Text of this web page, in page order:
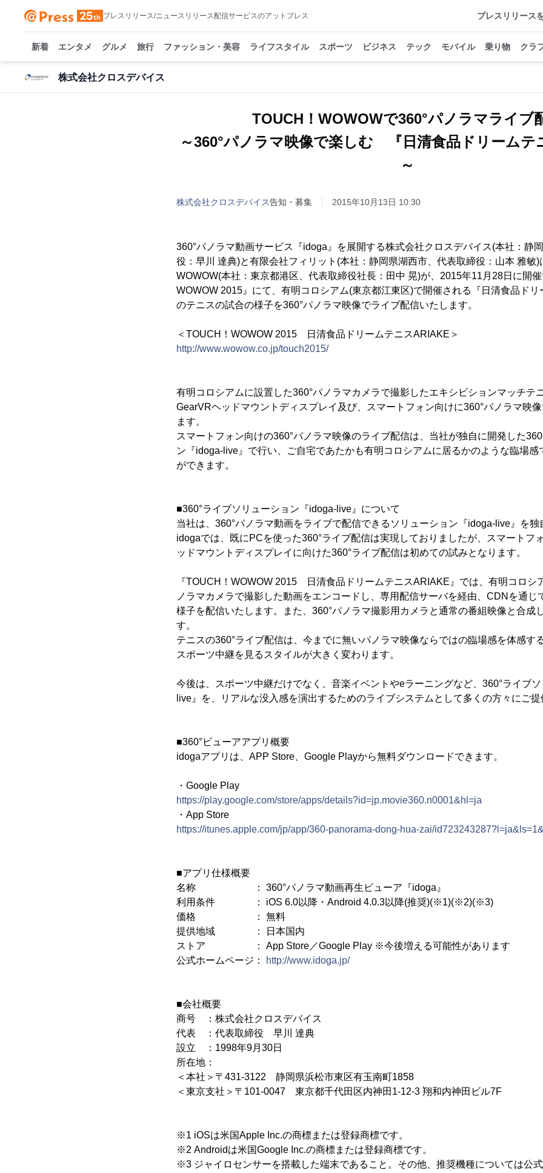
プレスリリース/ニュースリリース配信サービスのアットプレス プレスリリース
新着 エンタメ グルメ 旅行 ファッション・美容 ライフスタイル スポーツ ビジネス テック モバイル 乗り物 クラ
株式会社クロスデバイス
TOUCH！WOWOWで360°パノラマライブ
～360°パノラマ映像で楽しむ 『日清食品ドリームテ
～
株式会社クロスデバイス告知・募集 2015年10月13日 10:30
360°パノラマ動画サービス『idoga』を展開する株式会社クロスデバイス(本社：静
役：早川 達典)と有限会社フィリット(本社：静岡県湖西市、代表取締役：山本 雅敏)
WOWOW(本社：東京都港区、代表取締役社長：田中 晃)が、2015年11月28日に開催
WOWOW 2015』にて、有明コロシアム(東京都江東区)で開催される『日清食品ドリ
のテニスの試合の様子を360°パノラマ映像でライブ配信いたします。
＜TOUCH！WOWOW 2015 日清食品ドリームテニスARIAKE＞
http://www.wowow.co.jp/touch2015/
有明コロシアムに設置した360°パノラマカメラで撮影したエキシビションマッチテ
GearVRヘッドマウントディスプレイ及び、スマートフォン向けに360°パノラマ映
ます。
スマートフォン向けの360°パノラマ映像のライブ配信は、当社が独自に開発した
ン『idoga-live』で行い、ご自宅であたかも有明コロシアムに居るかのような臨場感
ができます。
■360°ライブソリューション『idoga-live』について
当社は、360°パノラマ動画をライブで配信できるソリューション『idoga-live』を独
idogaでは、既にPCを使った360°ライブ配信は実現しておりましたが、スマートフ
ッドマウントディスプレイに向けた360°ライブ配信は初めての試みとなります。
『TOUCH！WOWOW 2015 日清食品ドリームテニスARIAKE』では、有明コロシ
ノラマカメラで撮影した動画をエンコードし、専用配信サーバを経由、CDNを通じ
様子を配信いたします。また、360°パノラマ撮影用カメラと通常の番組映像と合成
す。
テニスの360°ライブ配信は、今までに無いパノラマ映像ならではの臨場感を体感す
スポーツ中継を見るスタイルが大きく変わります。
今後は、スポーツ中継だけでなく、音楽イベントやeラーニングなど、360°ライブ
live』を、リアルな没入感を演出するためのライブシステムとして多くの方々にご提
■360°ビューアアプリ概要
idogaアプリは、APP Store、Google Playから無料ダウンロードできます。
・Google Play
https://play.google.com/store/apps/details?id=jp.movie360.n0001&hl=ja
・App Store
https://itunes.apple.com/jp/app/360-panorama-dong-hua-zai/
■アプリ仕様概要
名称 ： 360°パノラマ動画再生ビューア『idoga』
利用条件 ： iOS 6.0以降・Android 4.0.3以降(推奨)(※1)(※2)(※3)
価格 ： 無料
提供地域 ： 日本国内
ストア ： App Store／Google Play ※今後増える可能性があります
公式ホームページ：
http://www.idoga.jp/
■会社概要
商号 ：株式会社クロスデバイス
代表 ：代表取締役 早川 達典
設立 ：1998年9月30日
所在地：
＜本社＞〒431-3122 静岡県浜松市東区有玉南町1858
＜東京支社＞〒101-0047 東京都千代田区内神田1-12-3 翔和内神田ビル7F
※1 iOSは米国Apple Inc.の商標または登録商標です。
※2 Androidは米国Google Inc.の商標または登録商標です。
※3 ジャイロセンサーを搭載した端末であること。その他、推奨機種については公